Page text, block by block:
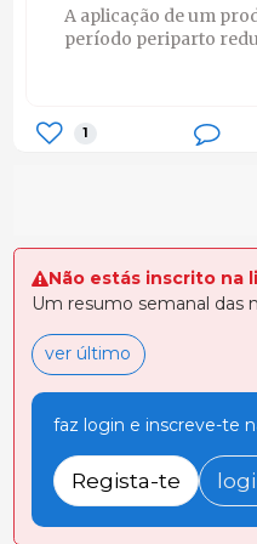
A aplicação de um
período periparto
1
Não estás inscrito na
Um resumo semanal das
ver último
faz login e inscreve-te
Regista-te